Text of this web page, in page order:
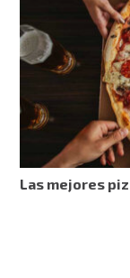
Las mejores